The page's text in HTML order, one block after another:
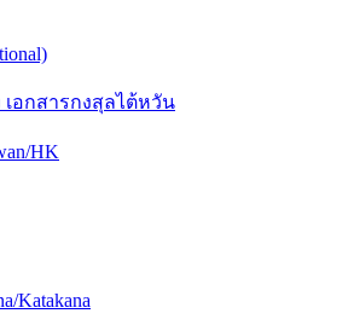
อกสารกงสุลไต้หวัน
HK
Katakana